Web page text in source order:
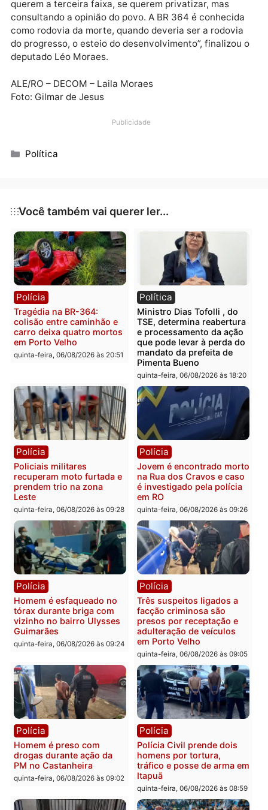
desagravo ao Dnit pelos péssimos serviços
no Estado de Rondônia. Constantemente passamos
momentos de pare e siga. Certamente empresas
envolvidas e ganhando muito dinheiro fazendo
fazendo mal feito.
“Fica o meu pedido, que nesses próximos quatro
atendimento, para que saibamos o que de fato
querem a terceira faixa, se querem privatizar, mas
deputado Léo Moraes.
ALE/RO – DECOM – Laila Moraes
Foto: Gilmar de Jesus
Publicidade
Categorias
Política
Você também vai querer ler...
Polícia
Tragédia na BR-364:
colisão entre caminhão e
carro deixa quatro mortos
em Porto Velho
quinta-feira, 06/08/2026 às 20:51
Política
Ministro Dias Tofolli , do
TSE, determina
e processamento da
que pode levar à perda
mandato da prefeita de
Pimenta Bueno
quinta-feira, 06/08/2026 às
Polícia
Policiais militares
recuperam moto furtada e
prendem trio na zona
Leste
quinta-feira, 06/08/2026 às 09:28
Polícia
Jovem é encontrado
na Rua dos Cravos e
é investigado pela
em RO
quinta-feira, 06/08/2026 às
Polícia Polícia